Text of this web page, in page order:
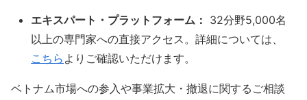
エキスパート・プラットフォーム： 32分野5,000名
以上の専門家への直接アクセス。詳細については、
こちら よりご確認いただけます。
ベトナム市場への参入や事業拡大・撤退に関するご相談